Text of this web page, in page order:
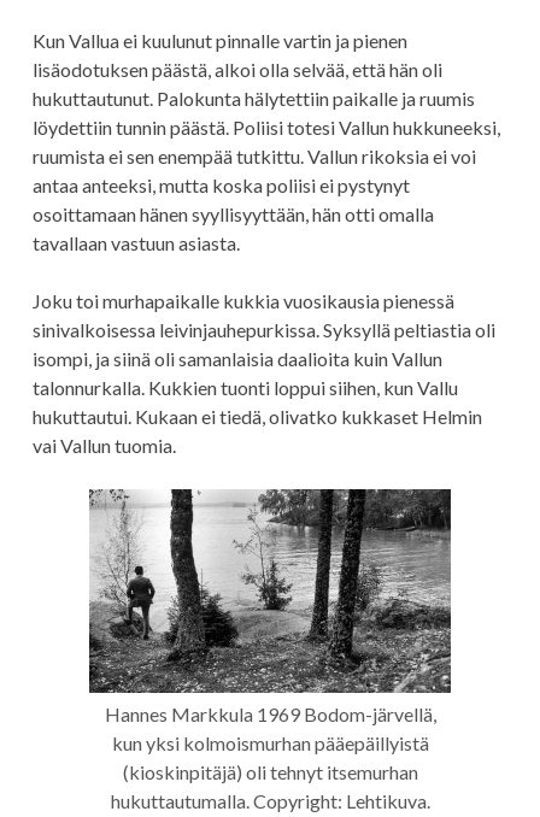
Kun Vallua ei kuulunut pinnalle vartin ja pienen
lisäodotuksen päästä, alkoi olla selvää, että hän oli
hukuttautunut. Palokunta hälytettiin paikalle ja ruumis
löydettiin tunnin päästä. Poliisi totesi Vallun hukkuneeksi,
ruumista ei sen enempää tutkittu. Vallun rikoksia ei voi
antaa anteeksi, mutta koska poliisi ei pystynyt
osoittamaan hänen syyllisyyttään, hän otti omalla
tavallaan vastuun asiasta.
Joku toi murhapaikalle kukkia vuosikausia pienessä
sinivalkoisessa leivinjauhepurkissa. Syksyllä peltiastia oli
isompi, ja siinä oli samanlaisia daalioita kuin Vallun
talonnurkalla. Kukkien tuonti loppui siihen, kun Vallu
hukuttautui. Kukaan ei tiedä, olivatko kukkaset Helmin
vai Vallun tuomia.
Hannes Markkula 1969 Bodom-järvellä,
kun yksi kolmoismurhan pääepäillyistä
(kioskinpitäjä) oli tehnyt itsemurhan
hukuttautumalla. Copyright: Lehtikuva.